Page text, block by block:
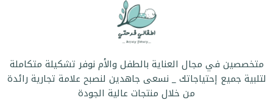
متخصصين في مجال العناية بالطفل والأم نوفر تشكيلة متكاملة
لتلبية جميع إحتياجاتك _ نسعى جاهدين لنصبح علامة تجارية رائدة
من خلال منتجات عالية الجودة